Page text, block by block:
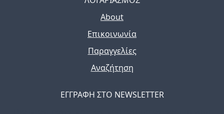
About
Επικοινωνία
Παραγγελίες
Αναζήτηση
ΕΓΓΡΑΦΗ ΣΤΟ NEWSLETTER